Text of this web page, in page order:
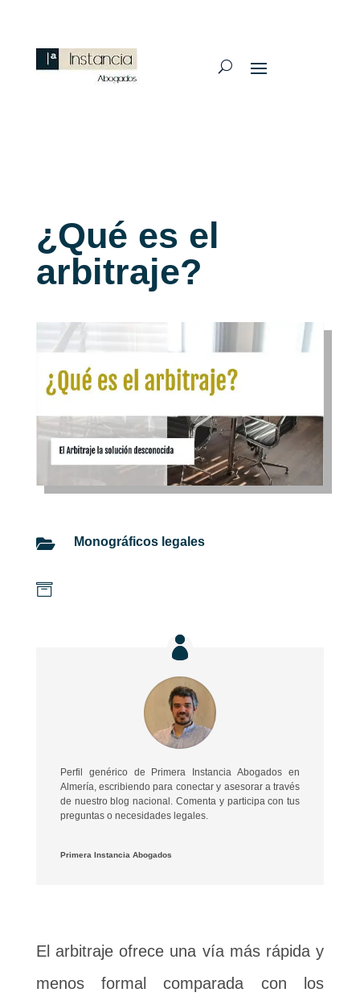
¿Qué es el
arbitraje?
 Monográficos legales

Perfil genérico de Primera Instancia Abogados en
Almería, escribiendo para conectar y asesorar a través
de nuestro blog nacional. Comenta y participa con tus
preguntas o necesidades legales.
Primera Instancia Abogados
El arbitraje ofrece una vía más rápida y
menos formal comparada con los